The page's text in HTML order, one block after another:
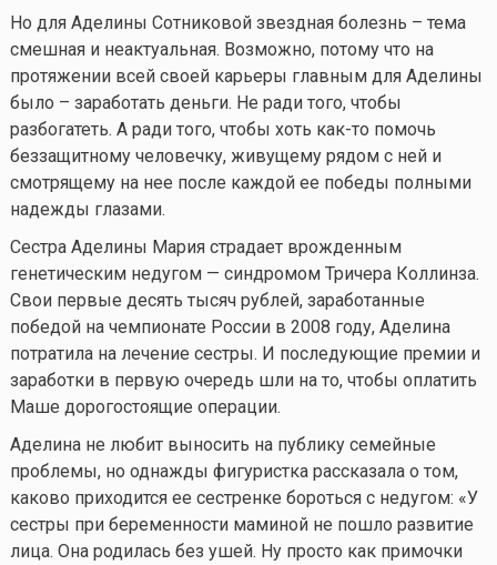
Но для Аделины Сотниковой звездная болезнь – тема
смешная и неактуальная. Возможно, потому что на
протяжении всей своей карьеры главным для Аделины
было – заработать деньги. Не ради того, чтобы
разбогатеть. А ради того, чтобы хоть как-то помочь
беззащитному человечку, живущему рядом с ней и
смотрящему на нее после каждой ее победы полными
надежды глазами.
Сестра Аделины Мария страдает врожденным
генетическим недугом — синдромом Тричера Коллинза.
Свои первые десять тысяч рублей, заработанные
победой на чемпионате России в 2008 году, Аделина
потратила на лечение сестры. И последующие премии и
заработки в первую очередь шли на то, чтобы оплатить
Маше дорогостоящие операции.
Аделина не любит выносить на публику семейные
проблемы, но однажды фигуристка рассказала о том,
каково приходится ее сестренке бороться с недугом: «У
сестры при беременности маминой не пошло развитие
лица. Она родилась без ушей. Ну просто как примочки